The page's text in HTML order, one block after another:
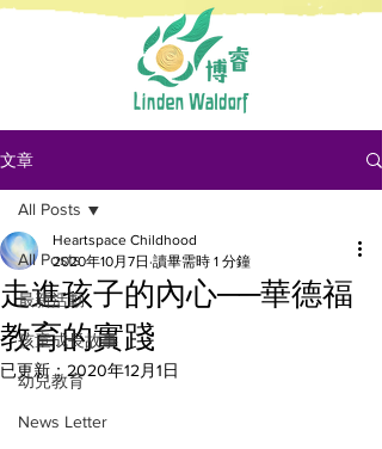
文章
All Posts
最新活動
孩童成長故事
幼兒教育
News Letter
All Posts
走進孩子的內心──華德福
教育的實踐
Heartspace Childhood
2020年10月7日 讀畢需時 1 分鐘
已更新： 2020年12月1日